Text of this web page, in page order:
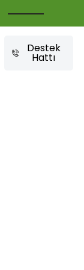
Destek
Hattı